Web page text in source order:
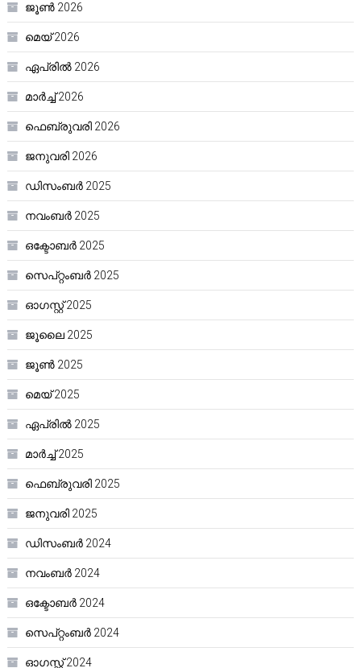
ജൂൺ 2026
മെയ്‌ 2026
ഏപ്രിൽ 2026
മാർച്ച്‌ 2026
ഫെബ്രുവരി 2026
ജനുവരി 2026
ഡിസംബർ 2025
നവംബർ 2025
ഒക്ടോബർ 2025
സെപ്റ്റംബർ 2025
ഓഗസ്റ്റ്‌ 2025
ജൂലൈ 2025
ജൂൺ 2025
മെയ്‌ 2025
ഏപ്രിൽ 2025
മാർച്ച്‌ 2025
ഫെബ്രുവരി 2025
ജനുവരി 2025
ഡിസംബർ 2024
നവംബർ 2024
ഒക്ടോബർ 2024
സെപ്റ്റംബർ 2024
ഓഗസ്റ്റ്‌ 2024